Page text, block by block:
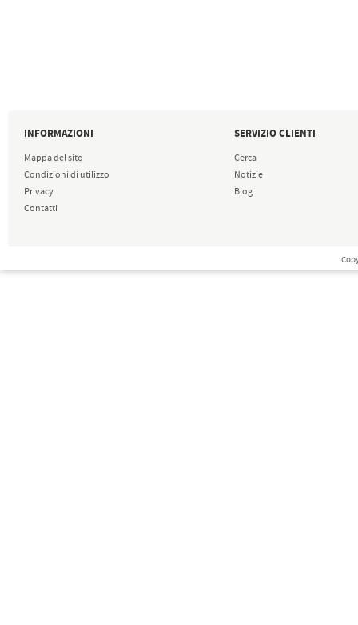
INFORMAZIONI
Mappa del sito
Condizioni di utilizzo
Privacy
Contatti
SERVIZIO CLIENTI
Cerca
Notizie
Blog